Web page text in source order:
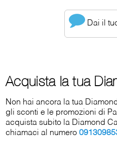
Dai il
Acquista la tua
Non hai ancora la tua
gli sconti e le promozioni di
acquista subito la Diamond
chiamaci al numero